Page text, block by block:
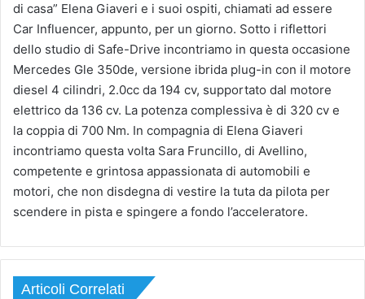
di casa” Elena Giaveri e i suoi ospiti, chiamati ad essere
Car Influencer, appunto, per un giorno. Sotto i riflettori
dello studio di Safe-Drive incontriamo in questa occasione
Mercedes Gle 350de, versione ibrida plug-in con il motore
diesel 4 cilindri, 2.0cc da 194 cv, supportato dal motore
elettrico da 136 cv. La potenza complessiva è di 320 cv e
la coppia di 700 Nm. In compagnia di Elena Giaveri
incontriamo questa volta Sara Fruncillo, di Avellino,
competente e grintosa appassionata di automobili e
motori, che non disdegna di vestire la tuta da pilota per
scendere in pista e spingere a fondo l’acceleratore.
Articoli Correlati